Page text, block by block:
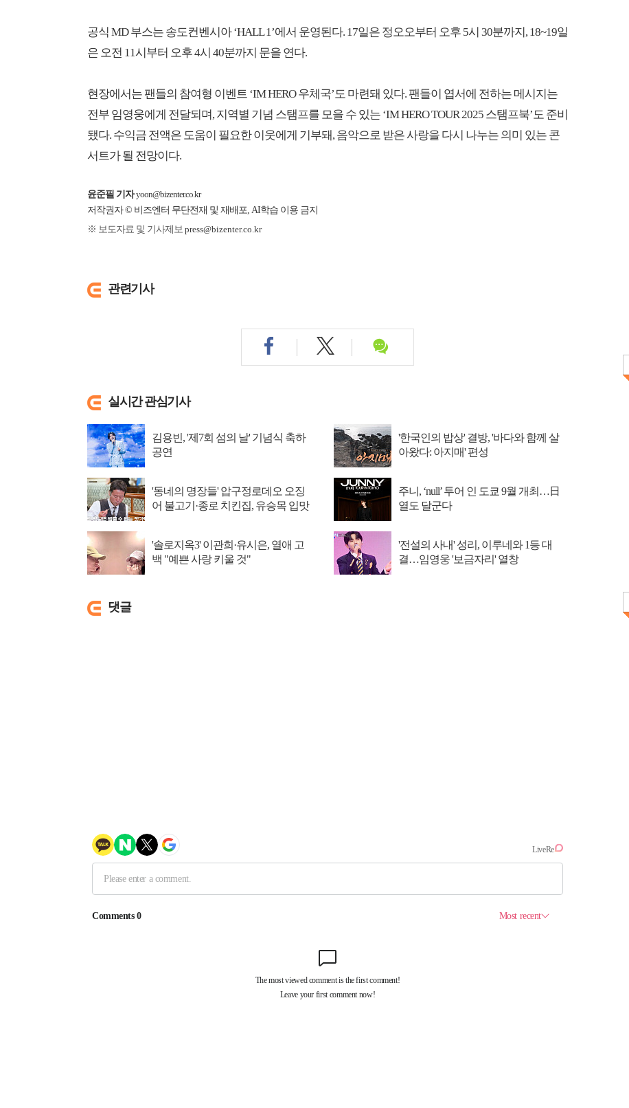
공식 MD 부스는 송도컨벤시아 ‘HALL 1’에서 운영된다. 17일은 정오오부터 오후 5시 30분까지, 18~19일
은 오전 11시부터 오후 4시 40분까지 문을 연다.
현장에서는 팬들의 참여형 이벤트 ‘IM HERO 우체국’도 마련돼 있다. 팬들이 엽서에 전하는 메시지는
전부 임영웅에게 전달되며, 지역별 기념 스탬프를 모을 수 있는 ‘IM HERO TOUR 2025 스탬프북’도 준비
됐다. 수익금 전액은 도움이 필요한 이웃에게 기부돼, 음악으로 받은 사랑을 다시 나누는 의미 있는 콘
서트가 될 전망이다.
윤준필 기자 yoon@bizenter.co.kr
저작권자 © 비즈엔터 무단전재 및 재배포, AI학습 이용 금지
※ 보도자료 및 기사제보 press@bizenter.co.kr
관련기사
실시간 관심기사
김용빈, '제7회 섬의 날' 기념식 축하
공연
'한국인의 밥상' 결방, '바다와 함께 살
아왔다: 아지매' 편성
'동네의 명장들' 압구정로데오 오징
어 불고기·종로 치킨집, 유승목 입맛
주니, ‘null’ 투어 인 도쿄 9월 개최…日
열도 달군다
'솔로지옥3' 이관희·유시은, 열애 고
백 "예쁜 사랑 키울 것"
'전설의 사내' 성리, 이루네와 1등 대
결…임영웅 '보금자리' 열창
댓글